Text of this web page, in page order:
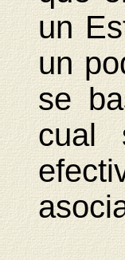
un
un
se
cual